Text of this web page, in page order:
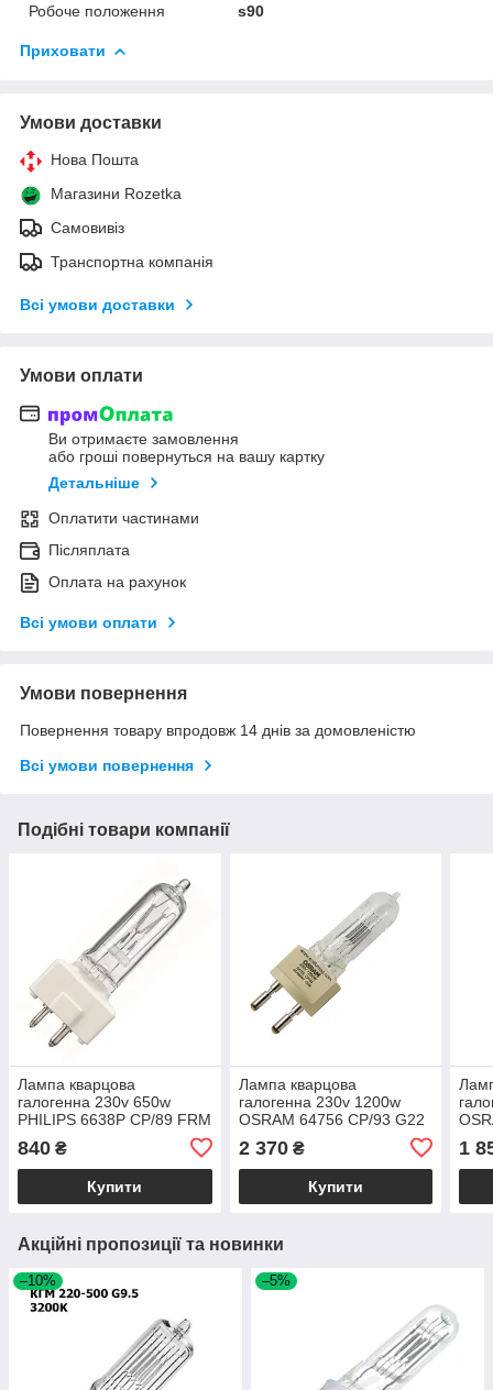
Робоче положення
s90
Приховати
Умови доставки
Нова Пошта
Магазини Rozetka
Самовивіз
Транспортна компанія
Всі умови доставки
Умови оплати
Ви отримаєте замовлення
або гроші повернуться на вашу картку
Детальніше
Оплатити частинами
Післяплата
Оплата на рахунок
Всі умови оплати
Умови повернення
Повернення товару впродовж 14 днів за домовленістю
Всі умови повернення
Подібні товари компанії
Лампа кварцова
галогенна 230v 650w
PHILIPS 6638P CP/89 FRM
840 ₴
Купити
Лампа кварцова
галогенна 230v 1200w
OSRAM 64756 CP/93 G22
2 370₴
Купити
1
Акційні пропозиції та новинки
–10% –5%